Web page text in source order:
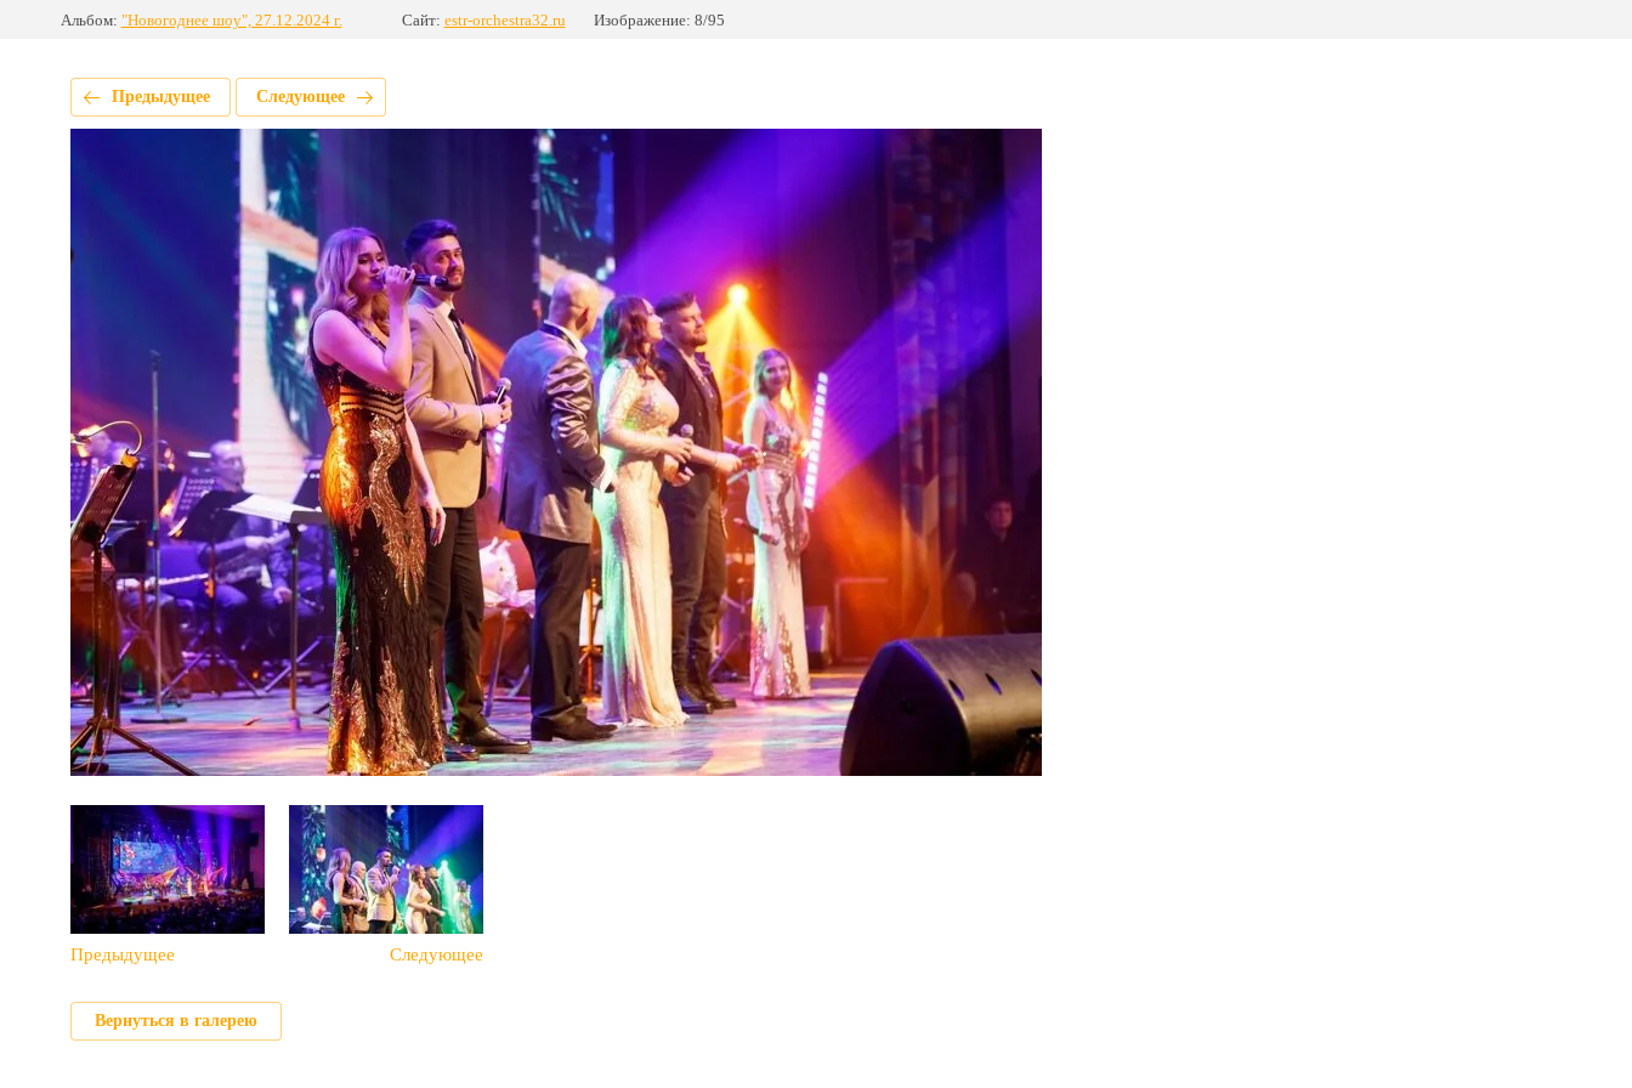
Альбом: "Новогоднее шоу", 27.12.2024 г. Сайт: estr-orchestra32.ru Изображение: 8/95
Предыдущее Следующее
Предыдущее Следующее
Вернуться в галерею